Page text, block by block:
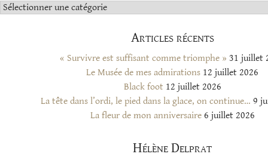
Catégories
Articles récents
« Survivre est suffisant comme triomphe » 31 juillet
Le Musée de mes admirations 12 juillet 2026
Black foot 12 juillet 2026
La tête dans l’ordi, le pied dans la glace, on continue… 9
La fleur de mon anniversaire 6 juillet 2026
Hélène Delprat